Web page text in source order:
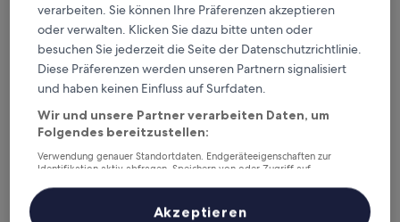
Verdiene Prämien für jede
wahrgenommene Übernachtung
Mehr sparen mit Preisen für Mitglieder
Überprüfe die Preise für diese Daten
verarbeiten. Sie können Ihre Präferenzen akzeptieren
oder verwalten. Klicken Sie dazu bitte unten oder
besuchen Sie jederzeit die Seite der Datenschutzrichtlinie.
Diese Präferenzen werden unseren Partnern signalisiert
und haben keinen Einfluss auf Surfdaten.
Wir und unsere Partner verarbeiten Daten, um
Folgendes bereitzustellen:
Verwendung genauer Standortdaten. Endgeräteeigenschaften zur
Identifikation aktiv abfragen. Speichern von oder Zugriff auf
Inhalte, Messung von Werbeleistung und der Performance von Inhalten,
Zielgruppenforschung sowie Entwicklung und Verbesserung von
Akzeptieren